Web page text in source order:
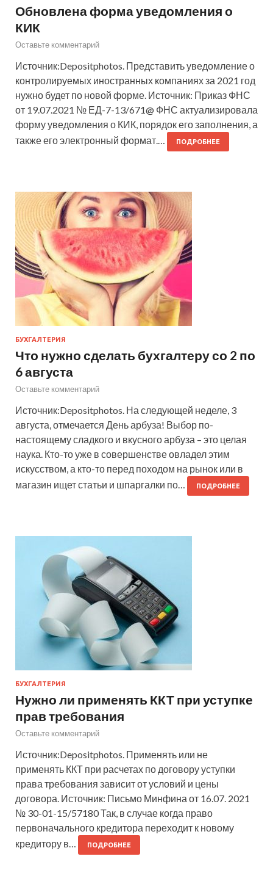
Обновлена форма уведомления о
КИК
Оставьте комментарий
Источник:Depositphotos. Представить уведомление о
контролируемых иностранных компаниях за 2021 год
нужно будет по новой форме. Источник: Приказ ФНС
от 19.07.2021 № ЕД-7-13/671@ ФНС актуализировала
форму уведомления о КИК, порядок его заполнения, а
также его электронный формат.…
ПОДРОБНЕЕ
БУХГАЛТЕРИЯ
Что нужно сделать бухгалтеру со 2 по
6 августа
Оставьте комментарий
Источник:Depositphotos. На следующей неделе, 3
августа, отмечается День арбуза! Выбор по-
настоящему сладкого и вкусного арбуза – это целая
наука. Кто-то уже в совершенстве овладел этим
искусством, а кто-то перед походом на рынок или в
магазин ищет статьи и шпаргалки по…
ПОДРОБНЕЕ
БУХГАЛТЕРИЯ
Нужно ли применять ККТ при уступке
прав требования
Оставьте комментарий
Источник:Depositphotos. Применять или не
применять ККТ при расчетах по договору уступки
права требования зависит от условий и цены
договора. Источник: Письмо Минфина от 16.07. 2021
№ 30-01-15/57180 Так, в случае когда право
первоначального кредитора переходит к новому
кредитору в…
ПОДРОБНЕЕ